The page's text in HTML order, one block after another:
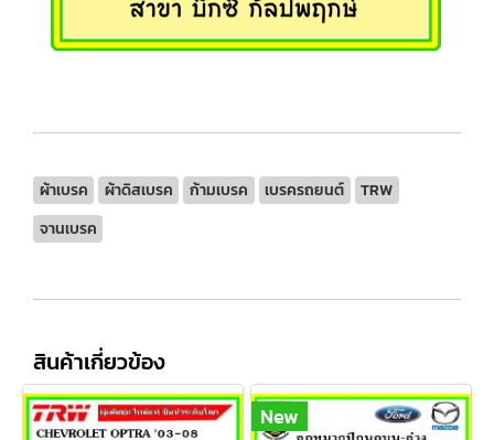
ผ้าเบรค ผ้าดิสเบรค ก้ามเบรค เบรครถยนต์
TRW
จานเบรค
สินค้าเกี่ยวข้อง
New